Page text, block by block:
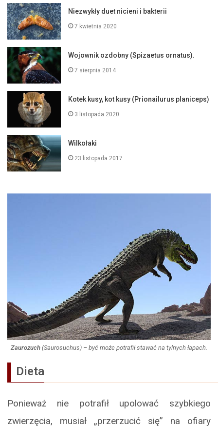
Niezwykły duet nicieni i bakterii
7 kwietnia 2020
Wojownik ozdobny (Spizaetus ornatus).
7 sierpnia 2014
Kotek kusy, kot kusy (Prionailurus planiceps)
3 listopada 2020
Wilkołaki
23 listopada 2017
Zaurozuch (Saurosuchus) – być może potrafił stawać na tylnych łapach.
Dieta
Ponieważ nie potrafił upolować szybkiego
zwierzęcia, musiał „przerzucić się” na ofiary